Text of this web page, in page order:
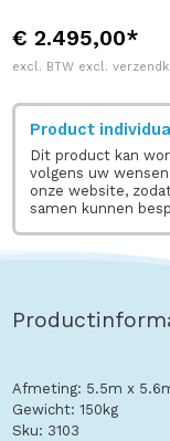
€ 2.495,00*
excl. BTW excl.
Product
Dit product kan
volgens uw
onze website,
samen kunnen
Afmeting: 5.5m x
Gewicht: 150kg
Sku: 3103